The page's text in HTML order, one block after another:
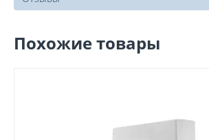
Похожие товары